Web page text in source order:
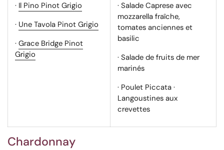
· Il Pino Pinot Grigio
· Une Tavola Pinot Grigio
· Grace Bridge Pinot
Grigio
· Salade Caprese avec
mozzarella fraîche,
tomates anciennes et
basilic
· Salade de fruits de mer
marinés
· Poulet Piccata ·
Langoustines aux
crevettes
Chardonnay